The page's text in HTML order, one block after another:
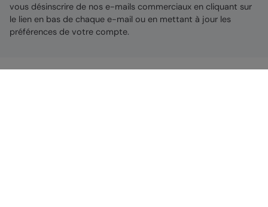
vous désinscrire de nos e-mails commerciaux en cliquant sur
le lien en bas de chaque e-mail ou en mettant à jour les
préférences de votre compte.